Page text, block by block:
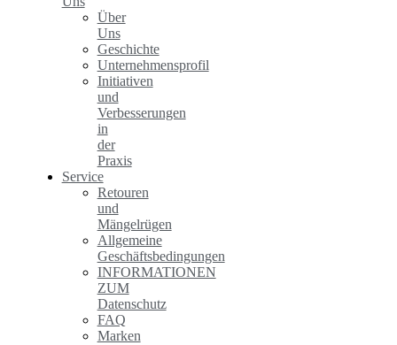
Über
Uns
Geschichte
Unternehmensprofil
Initiativen
und
Verbesserungen
in
der
Praxis
Service
Retouren
und
Mängelrügen
Allgemeine
Geschäftsbedingungen
INFORMATIONEN
ZUM
Datenschutz
FAQ
Marken